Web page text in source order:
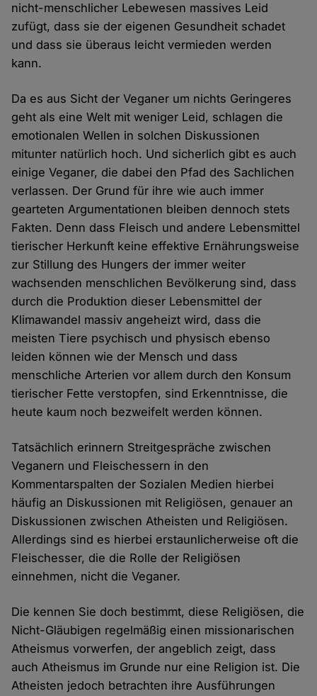
nicht-menschlicher Lebewesen massives Leid
zufügt, dass sie der eigenen Gesundheit schadet
und dass sie überaus leicht vermieden werden
kann.
Da es aus Sicht der Veganer um nichts Geringeres
geht als eine Welt mit weniger Leid, schlagen die
emotionalen Wellen in solchen Diskussionen
mitunter natürlich hoch. Und sicherlich gibt es auch
einige Veganer, die dabei den Pfad des Sachlichen
verlassen. Der Grund für ihre wie auch immer
gearteten Argumentationen bleiben dennoch stets
Fakten. Denn dass Fleisch und andere Lebensmittel
tierischer Herkunft keine effektive Ernährungsweise
zur Stillung des Hungers der immer weiter
wachsenden menschlichen Bevölkerung sind, dass
durch die Produktion dieser Lebensmittel der
Klimawandel massiv angeheizt wird, dass die
meisten Tiere psychisch und physisch ebenso
leiden können wie der Mensch und dass
menschliche Arterien vor allem durch den Konsum
tierischer Fette verstopfen, sind Erkenntnisse, die
heute kaum noch bezweifelt werden können.
Tatsächlich erinnern Streitgespräche zwischen
Veganern und Fleischessern in den
Kommentarspalten der Sozialen Medien hierbei
häufig an Diskussionen mit Religiösen, genauer an
Diskussionen zwischen Atheisten und Religiösen.
Allerdings sind es hierbei erstaunlicherweise oft die
Fleischesser, die die Rolle der Religiösen
einnehmen, nicht die Veganer.
Die kennen Sie doch bestimmt, diese Religiösen, die
Nicht-Gläubigen regelmäßig einen missionarischen
Atheismus vorwerfen, der angeblich zeigt, dass
auch Atheismus im Grunde nur eine Religion ist. Die
Atheisten jedoch betrachten ihre Ausführungen